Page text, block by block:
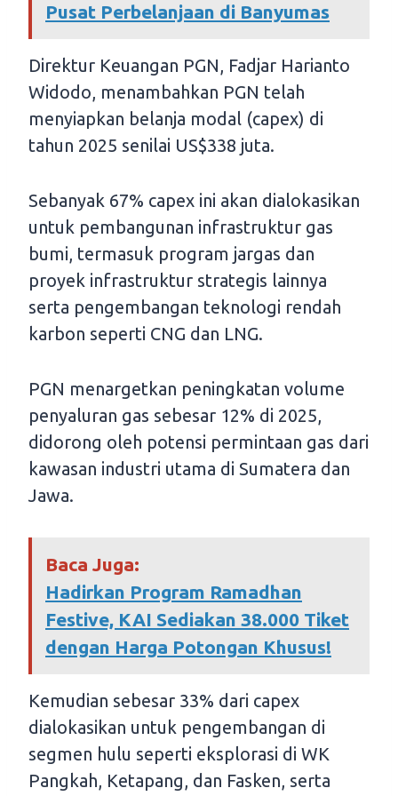
Pusat Perbelanjaan di Banyumas
Direktur Keuangan PGN, Fadjar Harianto
Widodo, menambahkan PGN telah
menyiapkan belanja modal (capex) di
tahun 2025 senilai US$338 juta.
Sebanyak 67% capex ini akan dialokasikan
untuk pembangunan infrastruktur gas
bumi, termasuk program jargas dan
proyek infrastruktur strategis lainnya
serta pengembangan teknologi rendah
karbon seperti CNG dan LNG.
PGN menargetkan peningkatan volume
penyaluran gas sebesar 12% di 2025,
didorong oleh potensi permintaan gas dari
kawasan industri utama di Sumatera dan
Jawa.
Baca Juga:
Hadirkan Program Ramadhan
Festive, KAI Sediakan 38.000 Tiket
dengan Harga Potongan Khusus!
Kemudian sebesar 33% dari capex
dialokasikan untuk pengembangan di
segmen hulu seperti eksplorasi di WK
Pangkah, Ketapang, dan Fasken, serta